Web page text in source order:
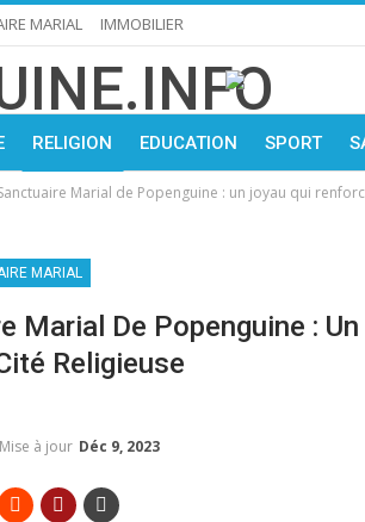
MARIAL IMMOBILIER
RELIGION EDUCATION SPORT
Marial de Popenguine : un joyau qui
MARIAL
Marial De Popenguine :
Religieuse
à jour Déc 9, 2023